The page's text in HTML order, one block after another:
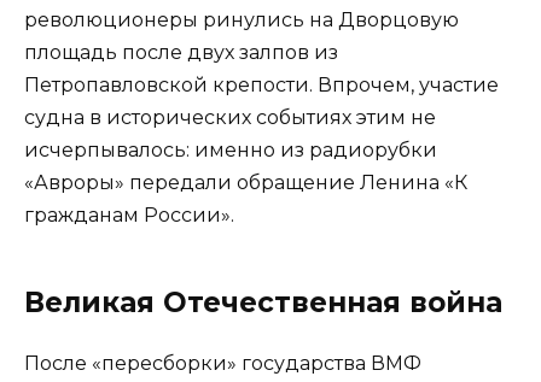
революционеры ринулись на Дворцовую
площадь после двух залпов из
Петропавловской крепости. Впрочем, участие
судна в исторических событиях этим не
исчерпывалось: именно из радиорубки
«Авроры» передали обращение Ленина «К
гражданам России».
Великая Отечественная война
После «пересборки» государства ВМФ